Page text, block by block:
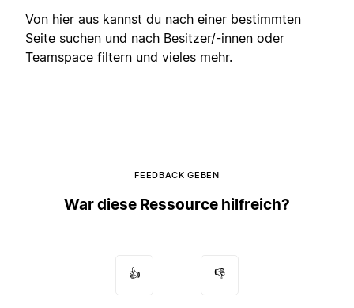
Von hier aus kannst du nach einer bestimmten
Seite suchen und nach Besitzer/-innen oder
Teamspace filtern und vieles mehr.
FEEDBACK GEBEN
War diese Ressource hilfreich?
👍 👎